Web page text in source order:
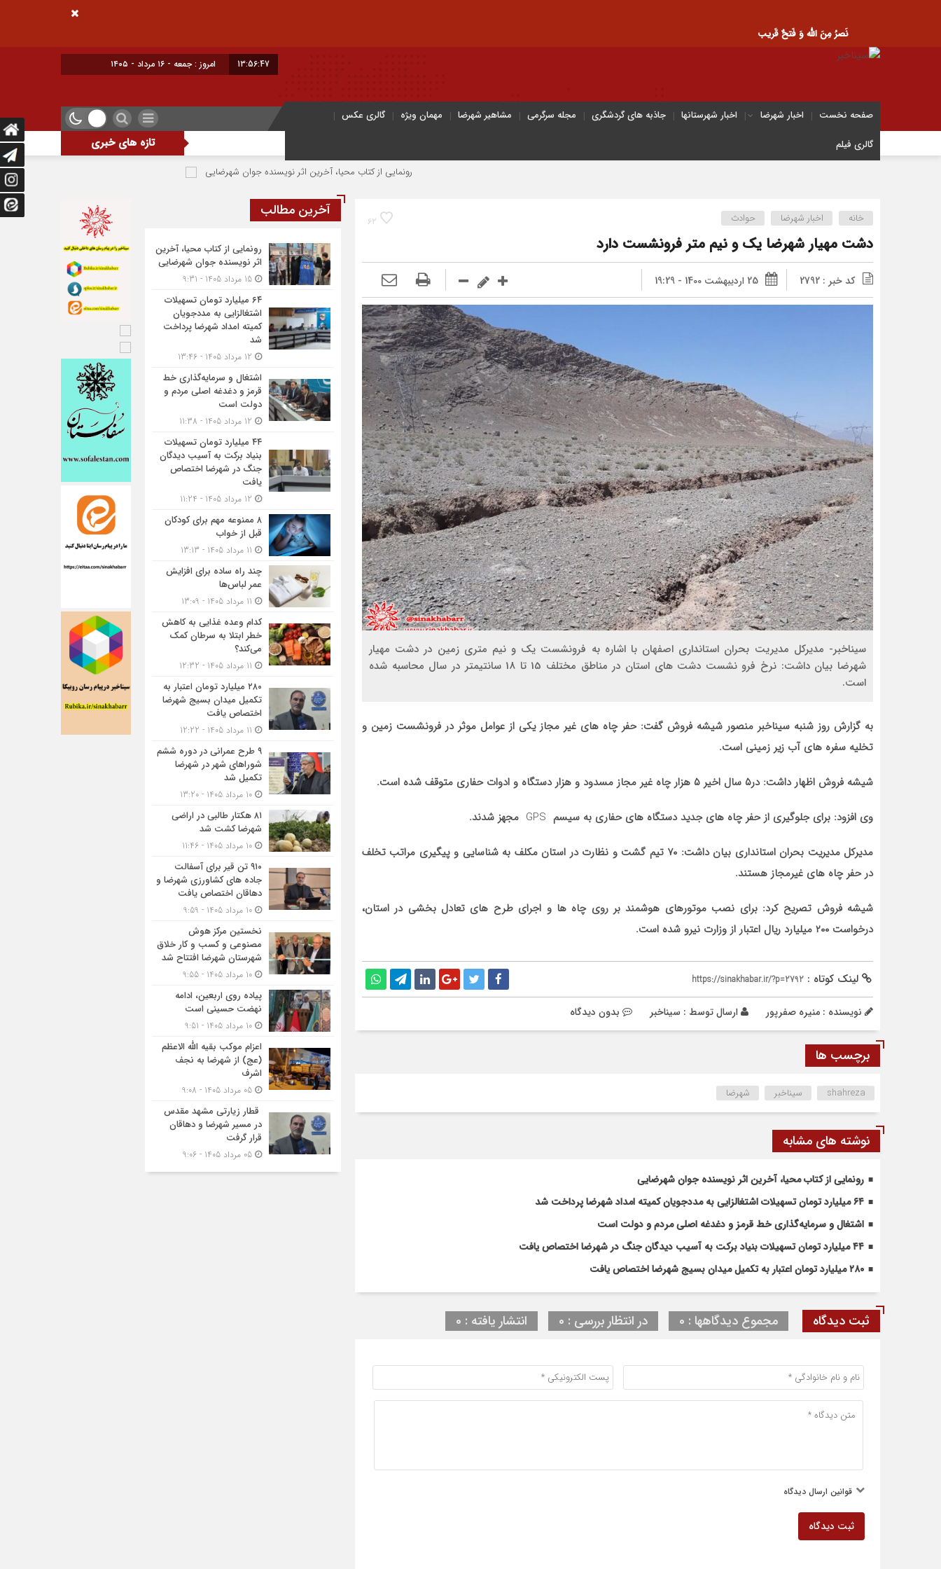
نَصرُ مِنَ الله وَ فَتحٌ قَریب
13:56:48 امروز : جمعه - ۱۶ مرداد - ۱۴۰۵
صفحه نخست اخبار شهرضا اخبار شهرستانها جاذبه های گردشگری مجله سرگرمی مشاهیر شهرضا مهمان ویژه
گالری عکس
گالری فیلم
تازه های خبری
رونمایی از کتاب محیا، آخرین اثر نویسنده جوان شهرضایی ۶۴ میلیارد تومان تسهیلات اشتغالزایی به مددجویان کمیته امداد شهرضا پرداخت شد
62 خانه اخبار شهرضا حوادث
دشت مهیار شهرضا یک و نیم متر فرونشست دارد
کد خبر : 2792 25 اردیبهشت 1400 - 19:29
سیناخبر- مدیرکل مدیریت بحران استانداری اصفهان با اشاره به فرونشست یک و نیم متری زمین در دشت مهیار
شهرضا بیان داشت: نرخ فرو نشست دشت های استان در مناطق مختلف 15 تا 18 سانتیمتر در سال محاسبه شده
است.
به گزارش روز شنبه سیناخبر منصور شیشه فروش گفت: حفر چاه های غیر مجاز یکی از عوامل موثر در فرونشست زمین و
تخلیه سفره های آب زیر زمینی است.
شیشه فروش اظهار داشت: در۵ سال اخیر ۵ هزار چاه غیر مجاز مسدود و هزار دستگاه و ادوات حفاری متوقف شده است.
وی افزود: برای جلوگیری از حفر چاه های جدید دستگاه های حفاری به سیسم مجهز شدند.
مدیرکل مدیریت بحران استانداری بیان داشت: ۷۰ تیم گشت و نظارت در استان مکلف به شناسایی و پیگیری مراتب تخلف
در حفر چاه های غیرمجاز هستند.
شیشه فروش تصریح کرد: برای نصب موتورهای هوشمند بر روی چاه ها و اجرای طرح های تعادل بخشی در استان،
درخواست ۲۰۰ میلیارد ریال اعتبار از وزارت نیرو شده است.
لینک کوتاه : https://sinakhabar.ir/?p=2792
نویسنده : منیره صفرپور ارسال توسط : سیناخبر بدون دیدگاه
برچسب ها
shahreza سیناخبر شهرضا
نوشته های مشابه
رونمایی از کتاب محیا، آخرین اثر نویسنده جوان شهرضایی
۶۴ میلیارد تومان تسهیلات اشتغالزایی به مددجویان کمیته امداد شهرضا پرداخت شد
اشتغال و سرمایه‌گذاری خط قرمز و دغدغه اصلی مردم و دولت است
۴۴ میلیارد تومان تسهیلات بنیاد برکت به آسیب دیدگان جنگ در شهرضا اختصاص یافت
۲۸۰ میلیارد تومان اعتبار به تکمیل میدان بسیج شهرضا اختصاص یافت
ثبت دیدگاه مجموع دیدگاهها : 0 در انتظار بررسی : 0 انتشار یافته : 0
قوانین ارسال دیدگاه
ثبت دیدگاه
آخرین مطالب
رونمایی از کتاب محیا، آخرین
اثر نویسنده جوان شهرضایی
۶۴ میلیارد تومان تسهیلات
اشتغالزایی به مددجویان
کمیته امداد شهرضا پرداخت
شد
اشتغال و سرمایه‌گذاری خط
قرمز و دغدغه اصلی مردم و
دولت است
۴۴ میلیارد تومان تسهیلات
بنیاد برکت به آسیب دیدگان
جنگ در شهرضا اختصاص
یافت
۸ ممنوعه مهم برای کودکان
قبل از خواب
چند راه ساده برای افزایش
عمر لباس‌ها
کدام وعده غذایی به کاهش
خطر ابتلا به سرطان کمک
می‌کند؟
۲۸۰ میلیارد تومان اعتبار به
تکمیل میدان بسیج شهرضا
اختصاص یافت
۹ طرح عمرانی در دوره ششم
شوراهای شهر در شهرضا
تکمیل شد
۸۱ هکتار طالبی در اراضی
شهرضا کشت شد
۹۱۰ تن قیر برای آسفالت
جاده های کشاورزی شهرضا و
دهاقان اختصاص یافت
نخستین مرکز هوش
مصنوعی و کسب‌ و کار خلاق
شهرستان شهرضا افتتاح شد
پیاده روی اربعین، ادامه
نهضت حسینی است
اعزام موکب بقیه الله الاعظم
(عج) از شهرضا به نجف
اشرف
قطار زیارتی مشهد مقدس
در مسیر شهرضا و دهاقان
قرار گرفت